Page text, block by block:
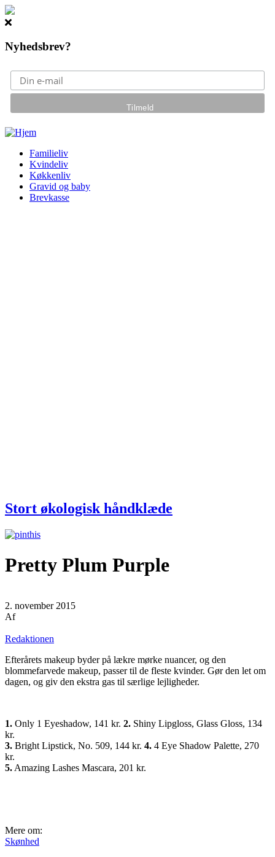
Nyhedsbrev?
Gå til hovedindhold
Familieliv
Kvindeliv
Køkkenliv
Gravid og baby
Brevkasse
Stort økologisk håndklæde
Pretty Plum Purple
2. november 2015
Af
Redaktionen
Efterårets makeup byder på lækre mørke nuancer, og den
blommefarvede makeup, passer til de fleste kvinder. Gør den let om
dagen, og giv den ekstra gas til særlige lejligheder.
1. Only 1 Eyeshadow, 141 kr. 2. Shiny Lipgloss, Glass Gloss, 134
kr.
3. Bright Lipstick, No. 509, 144 kr. 4. 4 Eye Shadow Palette, 270
kr.
5. Amazing Lashes Mascara, 201 kr.
Mere om:
Skønhed